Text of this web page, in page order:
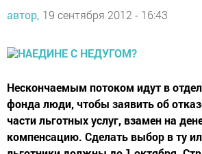
автор, 19 сентября 2012 - 16:43
Нескончаемым потоком идут в
фонда люди, чтобы заявить об
части льготных услуг, взамен на
компенсацию. Сделать выбор в ту